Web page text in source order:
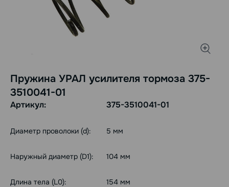
Пружина УРАЛ усилителя тормоза 375-
3510041-01
Артикул: 375-3510041-01
Диаметр проволоки (d): 5 мм
Наружный диаметр (D1): 104 мм
Длина тела (L0): 154 мм